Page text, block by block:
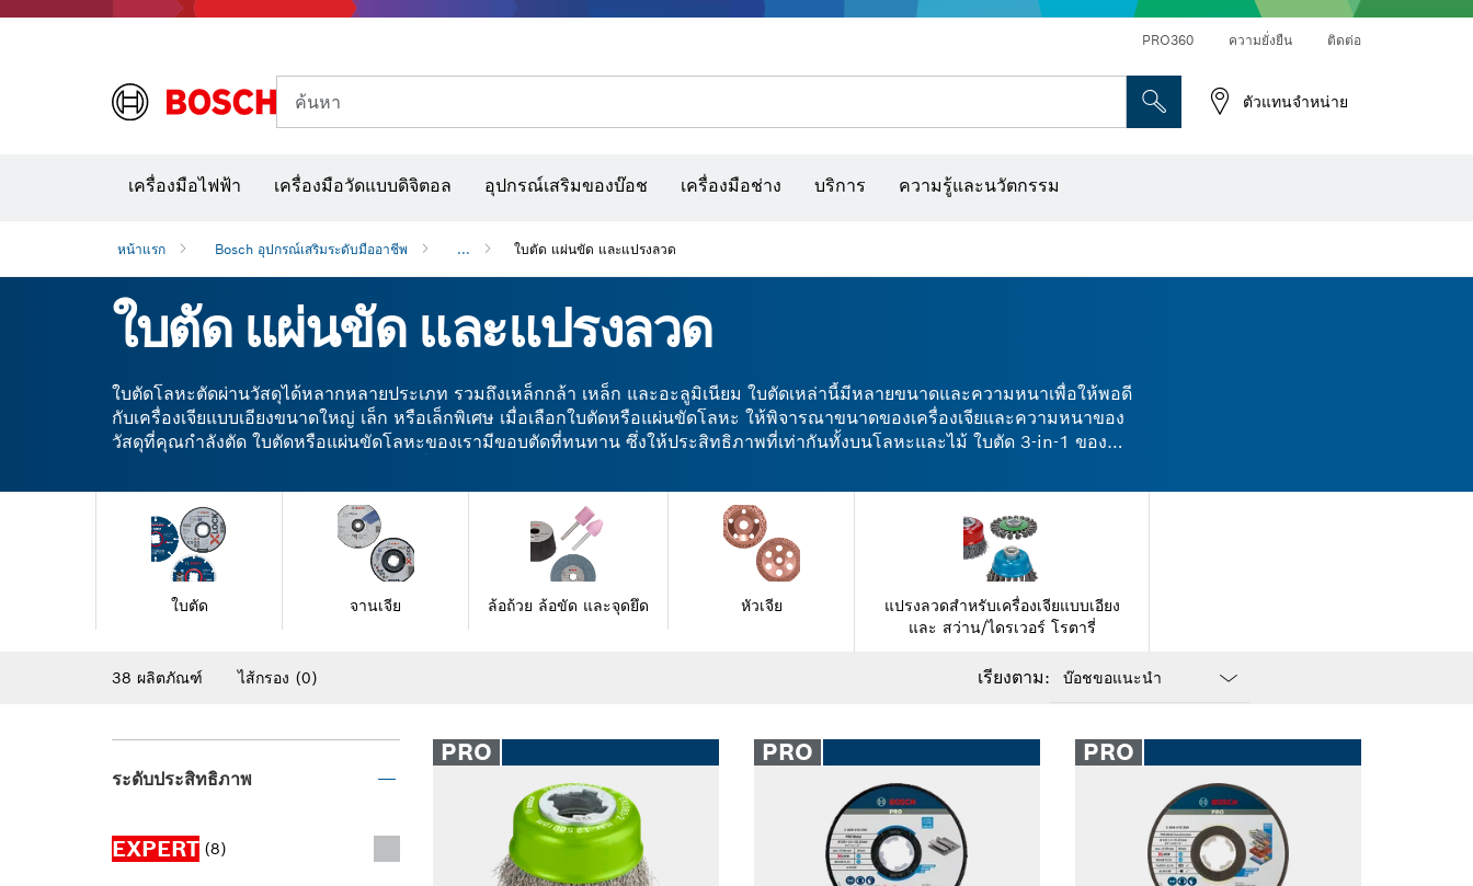
PRO360 ความยั่งยืน ติดต่อ
ค้นหา ตัวแทนจำหน่าย
เครื่องมือไฟฟ้า เครื่องมือวัดแบบดิจิตอล อุปกรณ์เสริมของบ๊อช เครื่องมือช่าง บริการ ความรู้และนวัตกรรม
หน้าแรก Bosch อุปกรณ์เสริมระดับมืออาชีพ ... ใบตัด แผ่นขัด และแปรงลวด
ใบตัด แผ่นขัด และแปรงลวด
ใบตัดโลหะตัดผ่านวัสดุได้หลากหลายประเภท รวมถึงเหล็กกล้า เหล็ก และอะลูมิเนียม ใบตัดเหล่านี้มีหลายขนาดและความหนาเพื่อให้พอดี
กับเครื่องเจียแบบเอียงขนาดใหญ่ เล็ก หรือเล็กพิเศษ เมื่อเลือกใบตัดหรือแผ่นขัดโลหะ ให้พิจารณาขนาดของเครื่องเจียและความหนาของ
วัสดุที่คุณกำลังตัด ใบตัดหรือแผ่นขัดโลหะของเรามีขอบตัดที่ทนทาน ซึ่งให้ประสิทธิภาพที่เท่ากันทั้งบนโลหะและไม้ ใบตัด 3-in-1 ของ
แปรงขัดของเรา
ใบตัด จานเจีย ล้อถ้วย ล้อขัด และจุดยึด หัวเจีย
แปรงลวดสําหรับเครื่องเจียแบบเอียง
และ สว่าน/ไดรเวอร์ โรตารี่
38 ผลิตภัณฑ์ ไส้กรอง (0) เรียงตาม:
closed
ระดับประสิทธิภาพ
EXPERT (8)
PRO PRO PRO